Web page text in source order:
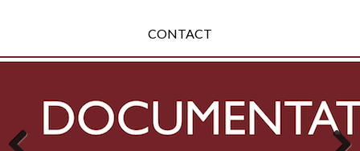
CONTACT